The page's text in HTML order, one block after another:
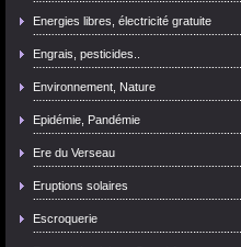
Energies libres, électricité gratuite
Engrais, pesticides..
Environnement, Nature
Epidémie, Pandémie
Ere du Verseau
Eruptions solaires
Escroquerie